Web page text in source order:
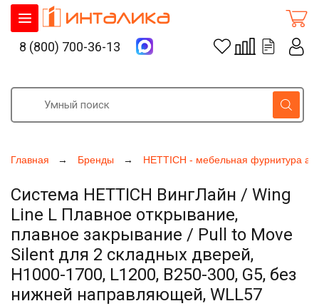
Главная Бренды HETTICH - мебельная фурнитура
Система HETTICH ВингЛайн / Wing
Line L Плавное открывание,
плавное закрывание / Pull to Move
Silent для 2 складных дверей,
H1000-1700, L1200, B250-300, G5, без
нижней направляющей, WLL57
8 (800) 700-36-13